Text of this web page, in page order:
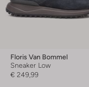
Floris Van Bommel
Sneaker Low
€ 249,99